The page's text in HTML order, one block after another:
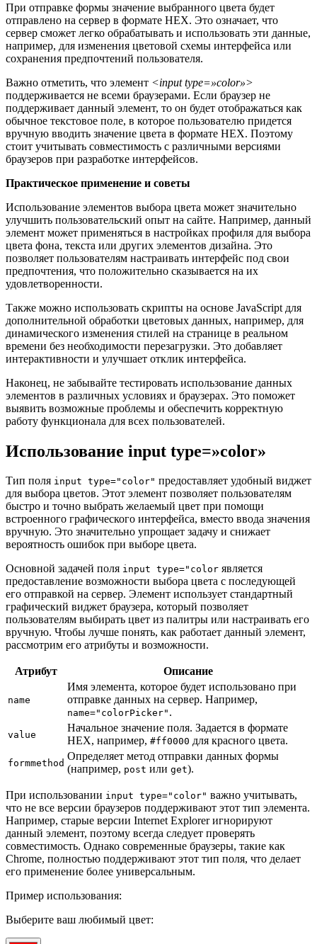
При отправке формы значение выбранного цвета будет
отправлено на сервер в формате HEX. Это означает, что
сервер сможет легко обрабатывать и использовать эти данные,
например, для изменения цветовой схемы интерфейса или
сохранения предпочтений пользователя.
Важно отметить, что элемент <input type=»color»>
поддерживается не всеми браузерами. Если браузер не
поддерживает данный элемент, то он будет отображаться как
обычное текстовое поле, в которое пользователю придется
вручную вводить значение цвета в формате HEX. Поэтому
стоит учитывать совместимость с различными версиями
браузеров при разработке интерфейсов.
Практическое применение и советы
Использование элементов выбора цвета может значительно
улучшить пользовательский опыт на сайте. Например, данный
элемент может применяться в настройках профиля для выбора
цвета фона, текста или других элементов дизайна. Это
позволяет пользователям настраивать интерфейс под свои
предпочтения, что положительно сказывается на их
удовлетворенности.
Также можно использовать скрипты на основе JavaScript для
дополнительной обработки цветовых данных, например, для
динамического изменения стилей на странице в реальном
времени без необходимости перезагрузки. Это добавляет
интерактивности и улучшает отклик интерфейса.
Наконец, не забывайте тестировать использование данных
элементов в различных условиях и браузерах. Это поможет
выявить возможные проблемы и обеспечить корректную
работу функционала для всех пользователей.
Использование input type=»color»
Тип поля input type="color" предоставляет удобный виджет
для выбора цветов. Этот элемент позволяет пользователям
быстро и точно выбрать желаемый цвет при помощи
встроенного графического интерфейса, вместо ввода значения
вручную. Это значительно упрощает задачу и снижает
вероятность ошибок при выборе цвета.
Основной задачей поля input type="color является
предоставление возможности выбора цвета с последующей
его отправкой на сервер. Элемент использует стандартный
графический виджет браузера, который позволяет
пользователям выбирать цвет из палитры или настраивать его
вручную. Чтобы лучше понять, как работает данный элемент,
рассмотрим его атрибуты и возможности.
Атрибут Описание
name
Имя элемента, которое будет использовано при
отправке данных на сервер. Например,
name="colorPicker" .
value
Начальное значение поля. Задается в формате
HEX, например, #ff0000 для красного цвета.
formmethod
Определяет метод отправки данных формы
(например, post или get).
При использовании input type="color" важно учитывать,
что не все версии браузеров поддерживают этот тип элемента.
Например, старые версии Internet Explorer игнорируют
данный элемент, поэтому всегда следует проверять
совместимость. Однако современные браузеры, такие как
Chrome, полностью поддерживают этот тип поля, что делает
его применение более универсальным.
Пример использования:
Выберите ваш любимый цвет: